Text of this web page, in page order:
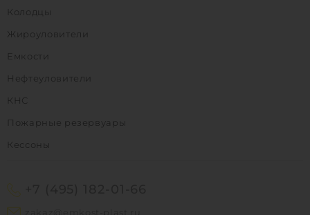
Колодцы
Жироуловители
Емкости
Нефтеуловители
КНС
Пожарные резервуары
Кессоны